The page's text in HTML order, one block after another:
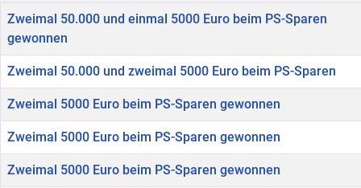
Titel
Zweimal 50.000 und einmal 5000 Euro beim PS-Sparen
gewonnen
Zweimal 50.000 und zweimal 5000 Euro beim PS-Sparen
Zweimal 5000 Euro beim PS-Sparen gewonnen
Zweimal 5000 Euro beim PS-Sparen gewonnen
Zweimal 5000 Euro beim PS-Sparen gewonnen